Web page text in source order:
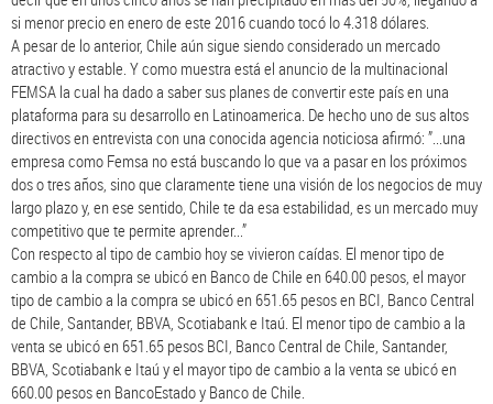
si menor precio en enero de este 2016 cuando tocó lo 4.318 dólares.
A pesar de lo anterior, Chile aún sigue siendo considerado un mercado
atractivo y estable. Y como muestra está el anuncio de la multinacional
FEMSA la cual ha dado a saber sus planes de convertir este país en una
plataforma para su desarrollo en Latinoamerica. De hecho uno de sus altos
directivos en entrevista con una conocida agencia noticiosa afirmó: ”...una
empresa como Femsa no está buscando lo que va a pasar en los próximos
dos o tres años, sino que claramente tiene una visión de los negocios de muy
largo plazo y, en ese sentido, Chile te da esa estabilidad, es un mercado muy
competitivo que te permite aprender...”
Con respecto al tipo de cambio hoy se vivieron caídas. El menor tipo de
cambio a la compra se ubicó en Banco de Chile en 640.00 pesos, el mayor
tipo de cambio a la compra se ubicó en 651.65 pesos en BCI, Banco Central
de Chile, Santander, BBVA, Scotiabank e Itaú. El menor tipo de cambio a la
venta se ubicó en 651.65 pesos BCI, Banco Central de Chile, Santander,
BBVA, Scotiabank e Itaú y el mayor tipo de cambio a la venta se ubicó en
660.00 pesos en BancoEstado y Banco de Chile.